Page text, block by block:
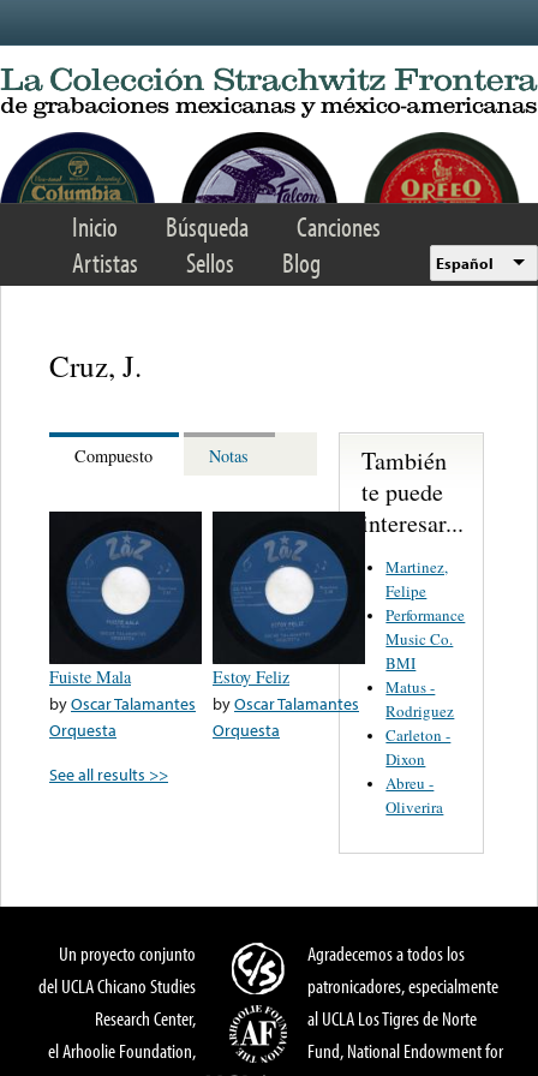
Inicio Búsqueda
Canciones
Artistas
Sellos Blog Español
Cruz, J.
Compuesto Notas
Fuiste Mala
byOscar Talamantes
Orquesta
Estoy Feliz
byOscar Talamantes
Orquesta
See all results >>
También
te puede
interesar...
Martinez,
Felipe
Performance
Music Co.
BMI
Matus -
Rodriguez
Carleton -
Dixon
Abreu -
Oliverira
Un proyecto conjunto
del UCLA Chicano Studies
Research Center,
el Arhoolie Foundation,
Agradecemos a todos los
patronicadores, especialmente
al UCLA Los Tigres de Norte
Fund, National Endowment for